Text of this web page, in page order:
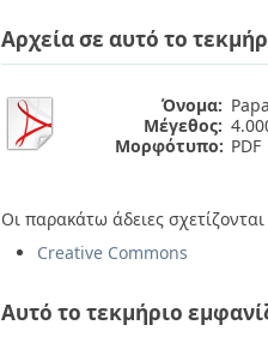
Αρχεία σε αυτό το
Όνομα:
Μέγεθος:
Μορφότυπο: PDF
Οι παρακάτω άδειες
Creative Commons
Αυτό το τεκμήριο